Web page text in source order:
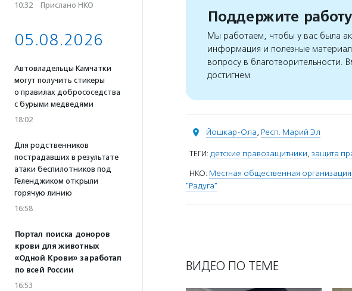
10:32 · Прислано НКО
05.08.2026
Автовладельцы Камчатки
могут получить стикеры
о правилах добрососедства
с бурыми медведями
18:02
Для родственников
пострадавших в результате
атаки беспилотников под
Геленджиком открыли
горячую линию
16:58
Портал поиска доноров
крови для животных
«Одной Крови» заработал
по всей России
16:53
Поддержите
Мы работаем, чтобы у вас была
информация и полезные
вопросу в благотворительности.
достигнем
Йошкар-Ола, Респ. Марий Эл
ТЕГИ: детские правозащитники, защита
НКО: Местная общественная
"Радуга"
ВИДЕО ПО ТЕМЕ